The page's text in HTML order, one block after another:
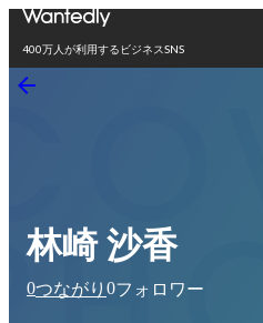
400万人が利用するビジネスSNS
林崎 沙香
0つながり 0フォロワー